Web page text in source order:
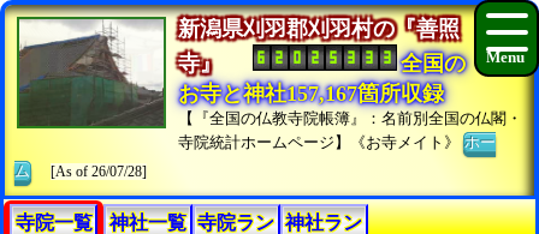
新潟県刈羽郡刈羽村の『善照
寺』
全国の
お寺と神社157,167箇所収録
【『全国の仏教寺院帳簿』：名前別全国の仏閣・
寺院統計ホームページ】《お寺メイト》ホー
ム
[As of 26/07/28]
寺院一覧
神社一覧 寺院ラン 神社ラン